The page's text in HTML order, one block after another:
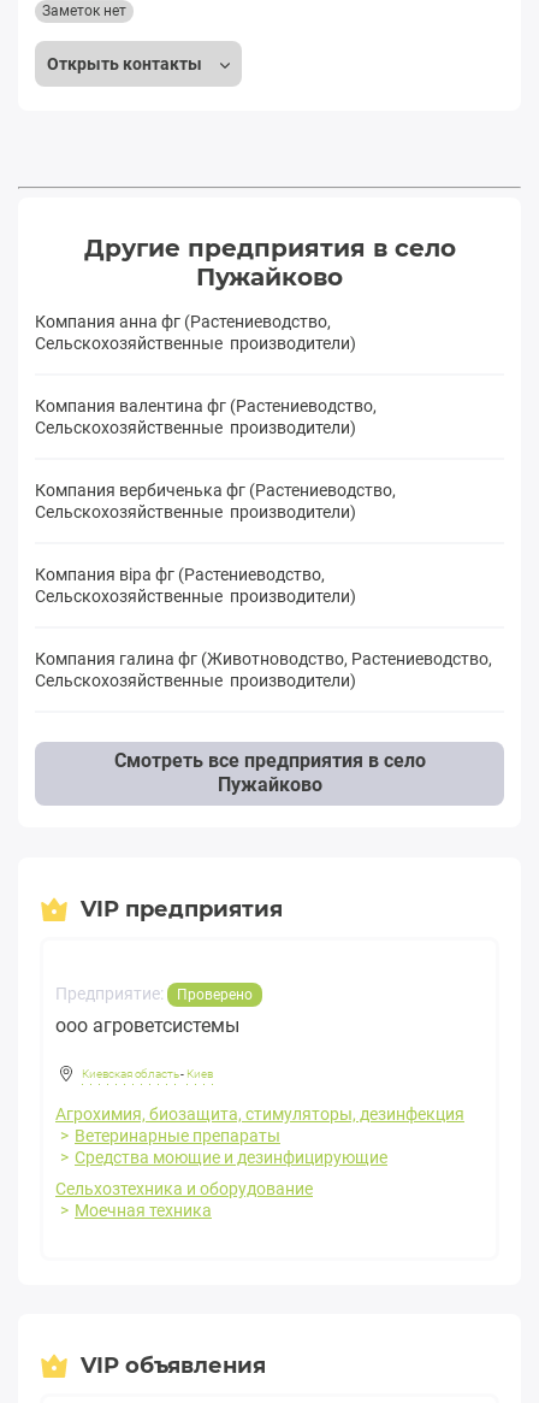
Открыть контакты
Заметок нет
Другие предприятия в село
Пужайково
Компания анна фг (Растениеводство,
Сельскохозяйственные производители)
Компания валентина фг (Растениеводство,
Сельскохозяйственные производители)
Компания вербиченька фг (Растениеводство,
Сельскохозяйственные производители)
Компания віра фг (Растениеводство,
Сельскохозяйственные производители)
Компания галина фг (Животноводство, Растениеводство,
Сельскохозяйственные производители)
Смотреть все предприятия в село
Пужайково
VIP предприятия
Предприятие: Проверено
ооо агроветсистемы
Киевская область- Киев
Агрохимия, биозащита, стимуляторы, дезинфекция
Ветеринарные препараты
Средства моющие и дезинфицирующие
Сельхозтехника и оборудование
Моечная техника
VIP объявления